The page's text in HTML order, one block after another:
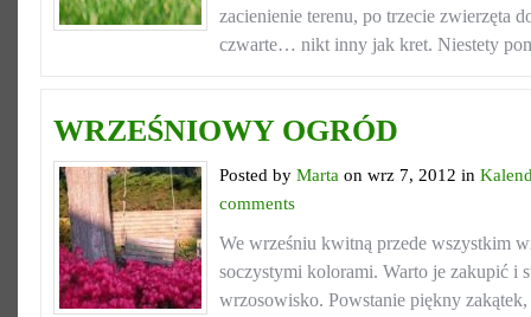
zacienienie terenu, po trzecie zwierzęta
czwarte… nikt inny jak kret. Niestety
WRZEŚNIOWY OGRÓD
Posted by Marta on wrz 7, 2012 in
comments
We wrześniu kwitną przede wszystkim
soczystymi kolorami. Warto je zakupić i
wrzosowisko. Powstanie piękny